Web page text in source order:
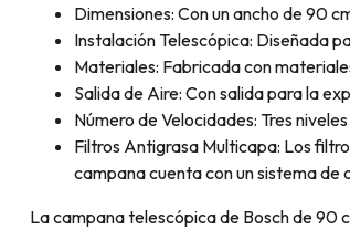
Dimensiones: Con un ancho de 90
Instalación Telescópica: Diseñada
Materiales: Fabricada con
Salida de Aire: Con salida para la
Número de Velocidades: Tres
Filtros Antigrasa Multicapa: Los
campana cuenta con un sistema de
La campana telescópica de Bosch de 90